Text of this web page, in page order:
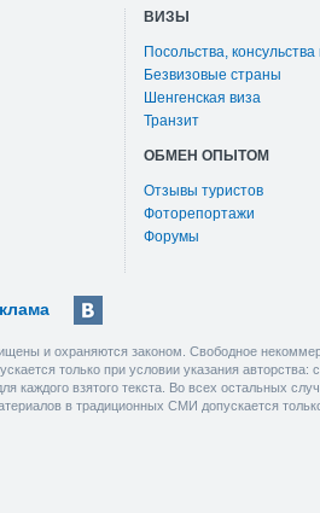
ВИЗЫ
Посольства,
Безвизовые страны
Шенгенская виза
Транзит
ОБМЕН ОПЫТОМ
Отзывы туристов
Фоторепортажи
Форумы
и охраняются законом. Свободное
только при условии указания
каждого взятого текста. Во всех остальных
в традиционных СМИ допускается